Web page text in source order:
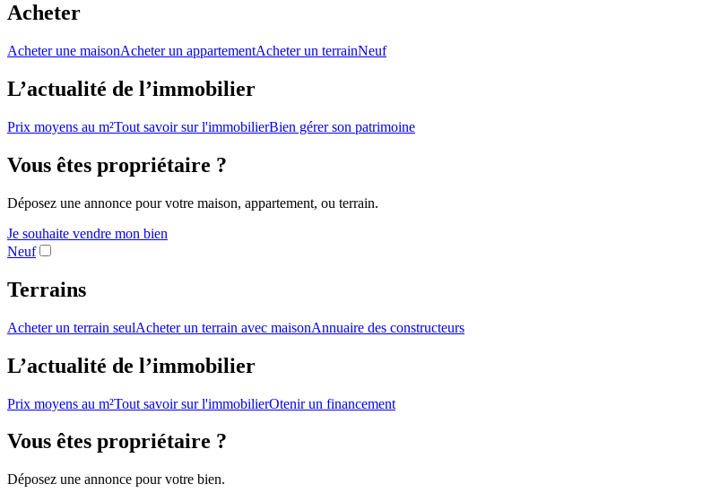
Acheter
Acheter une maisonAcheter un appartementAcheter un terrainNeuf
L’actualité de l’immobilier
Prix moyens au m²Tout savoir sur l'immobilierBien gérer son patrimoine
Vous êtes propriétaire ?
Déposez une annonce pour votre maison, appartement, ou terrain.
Je souhaite vendre mon bien
Neuf
Terrains
Acheter un terrain seulAcheter un terrain avec maisonAnnuaire des constructeurs
L’actualité de l’immobilier
Prix moyens au m²Tout savoir sur l'immobilierOtenir un financement
Vous êtes propriétaire ?
Déposez une annonce pour votre bien.